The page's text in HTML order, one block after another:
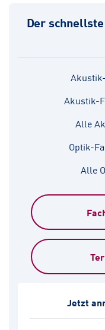
Der
Akustik-
Alle
Optik-
Alle
Jetzt